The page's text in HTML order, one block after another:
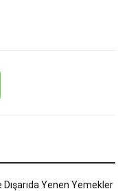
Yenen Yemekler